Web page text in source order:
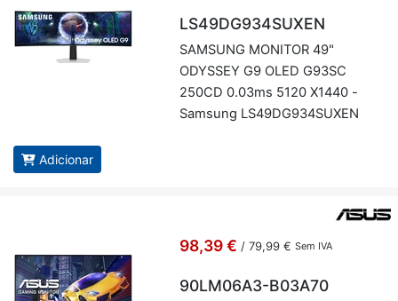
LS49DG934SUXEN
SAM­SUNG MO­NITOR 49"
ODYSSEY G9 OLED G93SC
250CD 0.03ms 5120 X1440 -
Sam­sung LS49DG934­SUXEN
Adicionar
98,39 € / 79,99 € Sem IVA
90LM06A3-B03A70